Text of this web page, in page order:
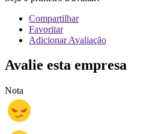
Compartilhar
Favoritar
Adicionar Avaliação
Avalie esta empresa
Nota